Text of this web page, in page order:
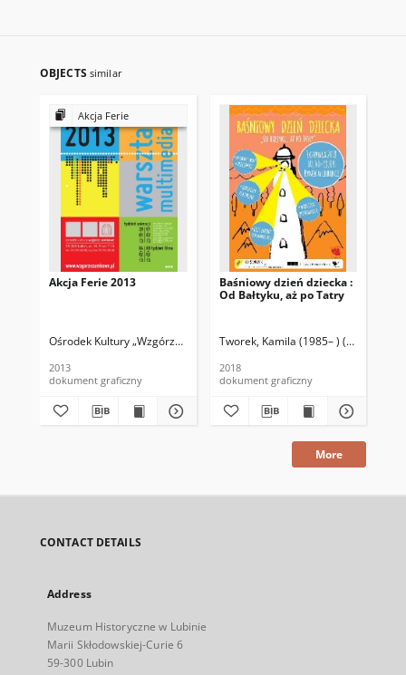
OBJECTS similar
Akcja Ferie
Akcja Ferie 2013
Ośrodek Kultury „Wzgórze Zamkowe”
2013
dokument graficzny
Baśniowy dzień dziecka :
Od Bałtyku, aż po Tatry
Tworek, Kamila (1985– ) (proj. graf.)
2018
dokument graficzny
More
CONTACT DETAILS
Address
Muzeum Historyczne w Lubinie
Marii Skłodowskiej-Curie 6
59-300 Lubin